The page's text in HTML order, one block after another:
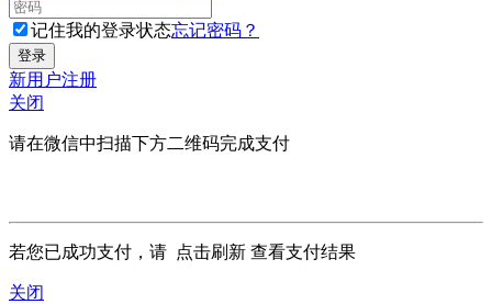
记住我的登录状态忘记密码？
新用户注册
关闭
请在微信中扫描下方二维码完成支付
若您已成功支付，请 点击刷新 查看支付结果
关闭